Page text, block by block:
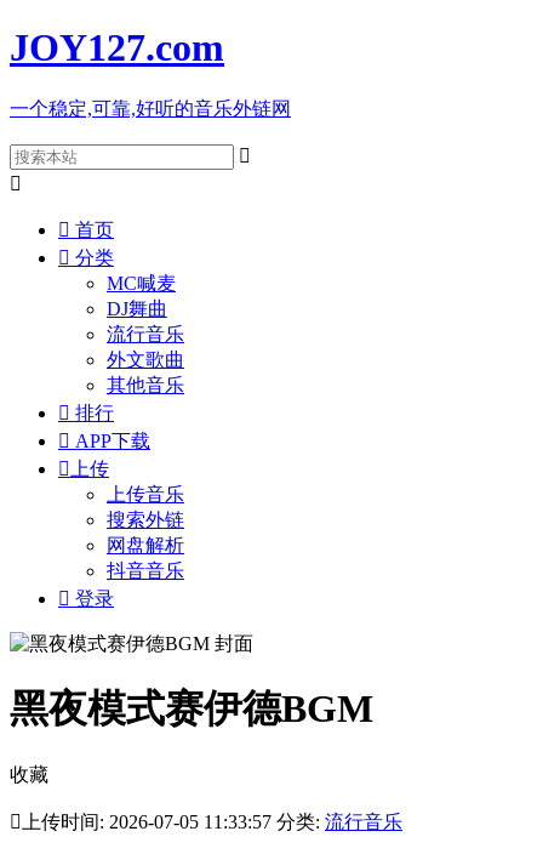
JOY127.com
一个稳定,可靠,好听的音乐外链网


 首页
 分类
MC喊麦
DJ舞曲
流行音乐
外文歌曲
其他音乐
 排行
 APP下载
 上传
上传音乐
搜索外链
网盘解析
抖音音乐
 登录
黑夜模式赛伊德BGM
收藏
 上传时间: 2026-07-05 11:33:57 分类: 流行音乐